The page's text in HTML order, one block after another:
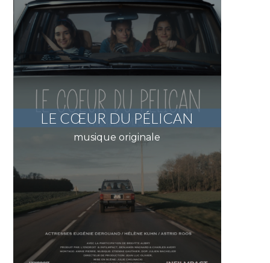
LE CŒUR DU PÉLICAN
musique originale